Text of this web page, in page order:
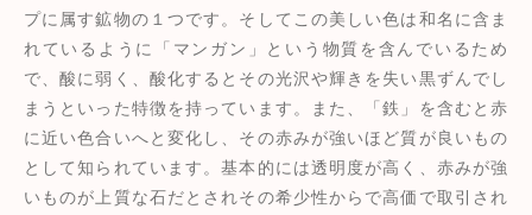
プに属す鉱物の１つです。そしてこの美しい色は和名に含ま
れているように「マンガン」という物質を含んでいるため
で、酸に弱く、酸化するとその光沢や輝きを失い黒ずんでし
まうといった特徴を持っています。また、「鉄」を含むと赤
に近い色合いへと変化し、その赤みが強いほど質が良いもの
として知られています。基本的には透明度が高く、赤みが強
いものが上質な石だとされその希少性からで高価で取引され